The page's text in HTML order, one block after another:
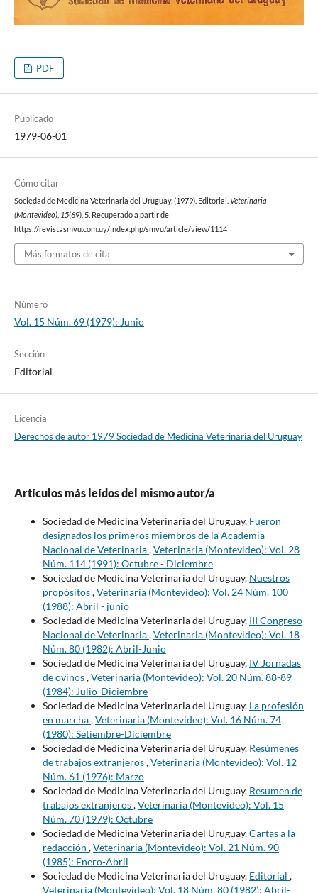
PDF
Publicado
1979-06-01
Cómo citar
Sociedad de Medicina Veterinaria del Uruguay. (1979). Editorial. Veterinaria
(Montevideo), 15(69), 5. Recuperado a partir de
https://revistasmvu.com.uy/index.php/smvu/article/view/1114
Más formatos de cita
Número
Vol. 15 Núm. 69 (1979): Junio
Sección
Editorial
Licencia
Derechos de autor 1979 Sociedad de Medicina Veterinaria del Uruguay
Artículos más leídos del mismo autor/a
Sociedad de Medicina Veterinaria del Uruguay, Fueron
designados los primeros miembros de la Academia
Nacional de Veterinaria,Veterinaria (Montevideo): Vol. 28
Núm. 114 (1991): Octubre - Diciembre
Sociedad de Medicina Veterinaria del Uruguay, Nuestros
propósitos,Veterinaria (Montevideo): Vol. 24 Núm. 100
(1988): Abril - junio
Sociedad de Medicina Veterinaria del Uruguay, III Congreso
Nacional de Veterinaria,Veterinaria (Montevideo): Vol. 18
Núm. 80 (1982): Abril-Junio
Sociedad de Medicina Veterinaria del Uruguay, IV Jornadas
de ovinos,Veterinaria (Montevideo): Vol. 20 Núm. 88-89
(1984): Julio-Diciembre
Sociedad de Medicina Veterinaria del Uruguay, La profesión
en marcha,Veterinaria (Montevideo): Vol. 16 Núm. 74
(1980): Setiembre-Diciembre
Sociedad de Medicina Veterinaria del Uruguay, Resúmenes
de trabajos extranjeros,Veterinaria (Montevideo): Vol. 12
Núm. 61 (1976): Marzo
Sociedad de Medicina Veterinaria del Uruguay, Resumen de
trabajos extranjeros,Veterinaria (Montevideo): Vol. 15
Núm. 70 (1979): Octubre
Sociedad de Medicina Veterinaria del Uruguay,Cartas a la
redacción ,Veterinaria (Montevideo): Vol. 21 Núm. 90
(1985): Enero-Abril
Sociedad de Medicina Veterinaria del Uruguay, Editorial ,
Veterinaria (Montevideo): Vol. 18 Núm. 80 (1982): Abril-